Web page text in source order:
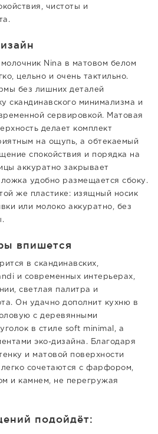
чистоты и
Nina в матовом белом
цельно и очень тактильно.
без лишних деталей
скандинавского минимализма и
сервировкой. Матовая
делает комплект
на ощупь, а обтекаемый
спокойствия и порядка на
аккуратно закрывает
удобно размещается сбоку.
же пластике: изящный носик
или молоко аккуратно, без
впишется
в скандинавских,
и современных интерьерах,
светлая палитра и
Он удачно дополнит кухню в
с деревянными
в стиле soft minimal, а
эко-дизайна. Благодаря
и матовой поверхности
сочетаются с фарфором,
и камнем, не перегружая
подойдёт: